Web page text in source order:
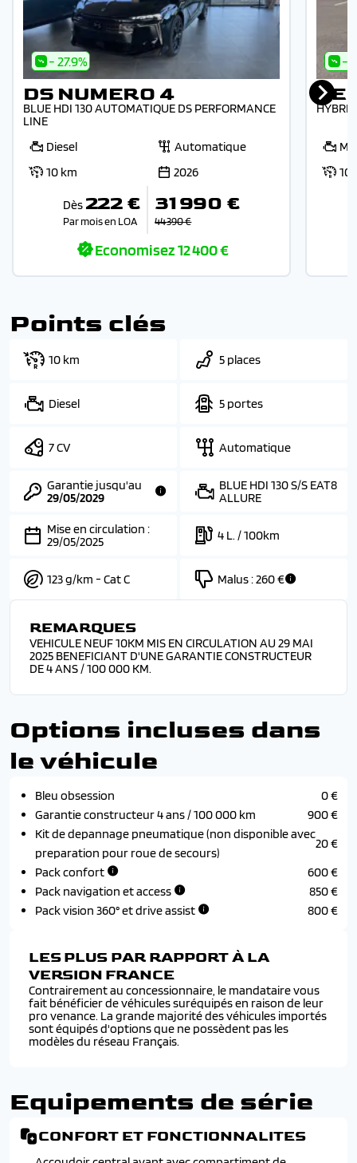
- 27.9%
DS NUMERO 4
BLUE HDI 130 AUTOMATIQUE DS PERFORMANCE
LINE
Diesel
Automatique
10 km
2026
Dès 222 €
Par mois en LOA
31 990 €
44 390 €
Economisez12 400 €
-
10
Points clés
10 km 5 places
Diesel 5 portes
7 CV Automatique
Garantie jusqu'au
29/05/2029
BLUE HDI 130 S/S EAT8
ALLURE
Mise en circulation :
29/05/2025
4 L. / 100km
123 g/km - Cat C Malus :260 €
REMARQUES
VEHICULE NEUF 10KM MIS EN CIRCULATION AU 29 MAI
2025 BENEFICIANT D'UNE GARANTIE CONSTRUCTEUR
DE 4 ANS / 100 000 KM.
Options incluses dans
le véhicule
Bleu obsession
0 €
Garantie constructeur 4 ans / 100 000 km
900 €
Kit de depannage pneumatique (non disponible avec
preparation pour roue de secours)
20 €
Pack confort
600 €
Pack navigation et access
850 €
Pack vision 360° et drive assist
800 €
LES PLUS PAR RAPPORT À LA
VERSION FRANCE
Contrairement au concessionnaire, le mandataire vous
fait bénéficier de véhicules suréquipés en raison de leur
pro venance. La grande majorité des véhicules importés
sont équipés d'options que ne possèdent pas les
modèles du réseau Français.
Equipements de série
CONFORT ET FONCTIONNALITES